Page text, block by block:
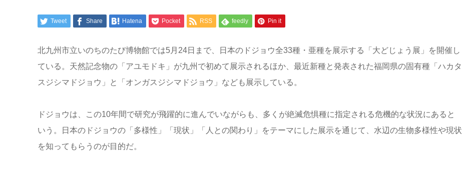
Tweet Share Hatena Pocket RSS feedly Pin it
北九州市立いのちのたび博物館では5月24日まで、日本のドジョウ全33種・亜種を展示する「大どじょう展」を開催し
ている。天然記念物の「アユモドキ」が九州で初めて展示されるほか、最近新種と発表された福岡県の固有種「ハカタ
スジシマドジョウ」と「オンガスジシマドジョウ」なども展示している。
ドジョウは、この10年間で研究が飛躍的に進んでいながらも、多くが絶滅危惧種に指定される危機的な状況にあると
いう。日本のドジョウの「多様性」「現状」「人との関わり」をテーマにした展示を通じて、水辺の生物多様性や現状
を知ってもらうのが目的だ。